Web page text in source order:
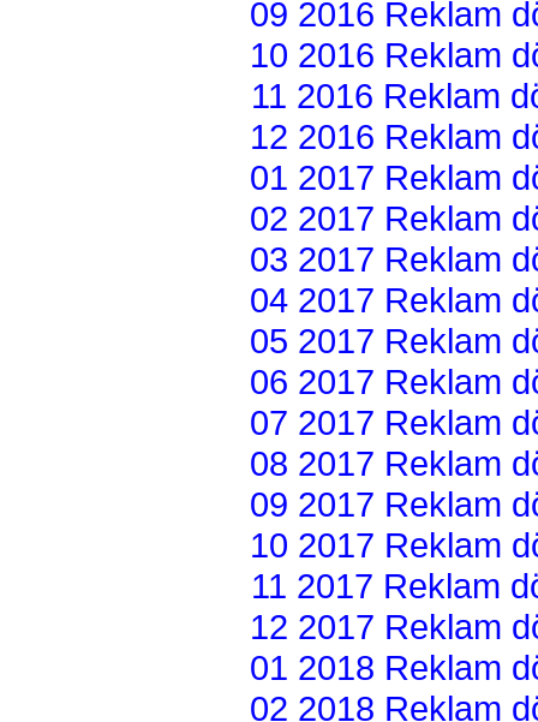
09 2016 Reklam
10 2016 Reklam
11 2016 Reklam
12 2016 Reklam
01 2017 Reklam
02 2017 Reklam
03 2017 Reklam
04 2017 Reklam
05 2017 Reklam
06 2017 Reklam
07 2017 Reklam
08 2017 Reklam
09 2017 Reklam
10 2017 Reklam
11 2017 Reklam
12 2017 Reklam
01 2018 Reklam
02 2018 Reklam